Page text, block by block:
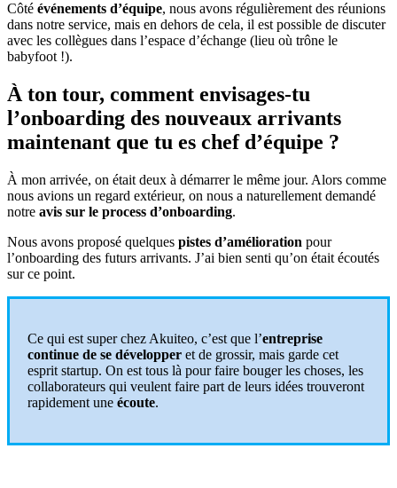
Côté événements d’équipe, nous avons régulièrement des réunions
dans notre service, mais en dehors de cela, il est possible de discuter
avec les collègues dans l’espace d’échange (lieu où trône le
babyfoot !).
À ton tour, comment envisages-tu
l’onboarding des nouveaux arrivants
maintenant que tu es chef d’équipe ?
À mon arrivée, on était deux à démarrer le même jour. Alors comme
nous avions un regard extérieur, on nous a naturellement demandé
notre avis sur le process d’onboarding.
Nous avons proposé quelques pistes d’amélioration pour
l’onboarding des futurs arrivants. J’ai bien senti qu’on était écoutés
sur ce point.
Ce qui est super chez Akuiteo, c’est que l’entreprise
continue de se développer et de grossir, mais garde cet
esprit startup. On est tous là pour faire bouger les choses, les
collaborateurs qui veulent faire part de leurs idées trouveront
rapidement une écoute.